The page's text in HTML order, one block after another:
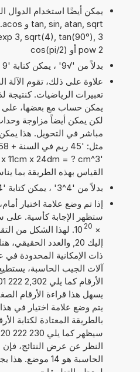
3, sqrt(4), tan(90°), 3
pow 2 أو cos(pi/2)
بدلاً من '√9' ، يمكن كتابة 'sqrt 9'.
علاوة على ذلك، تقوم الآلة
تعبيرات الرياضيات. كنتيجة
لكن يمكن أيضاً مزاوجة
مباشر في التحويل. هذا
القياس بهذه الطريقة بما
بدلاً من '4^3' ، يمكن كتابة '4 exp 3' أو '4 pow 3'.
إذا تم وضع علامة اختيار
ستظهر الإجابة كأسية. على سبيل المثال,
×
10 20
. لهذا الشكل من
ذات الإمكانية المحدودة
آلات الجيب الحاسبة،
يسهل هذا قراءة الأرقام
يتم وضع علامة اختيار في
بالطريقة المعتادة لكتابة
النظر عن عرض النتائج،
الحاسبة هو 14